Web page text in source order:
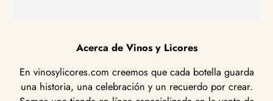
Acerca de Vinos y Licores
En vinosylicores.com creemos que cada botella guarda
una historia, una celebración y un recuerdo por crear.